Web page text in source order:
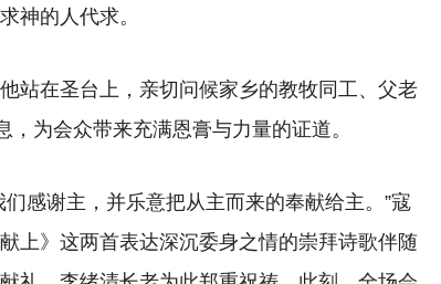
神的人代求。
站在圣台上，亲切问候家乡的教牧同工、父老
，为会众带来充满恩膏与力量的证道。
感谢主，并乐意把从主而来的奉献给主。”寇
上》这两首表达深沉委身之情的崇拜诗歌伴随